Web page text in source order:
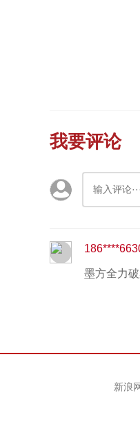
我要评论
墨方全力
新浪